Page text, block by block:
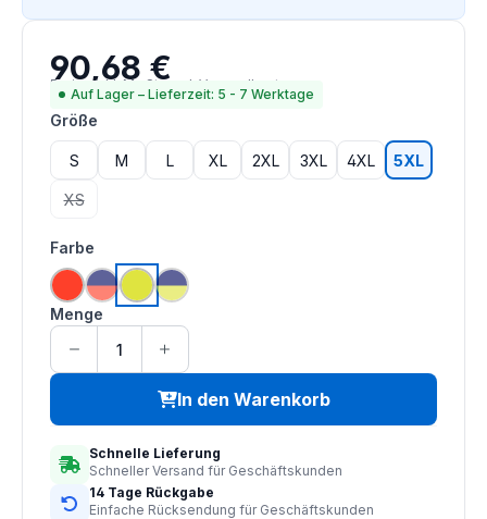
Regulärer Preis:
90,68 €
Preise inkl. MwSt. zzgl. Versandkosten
Auf Lager – Lieferzeit: 5 - 7 Werktage
Größe
S M L XL 2XL 3XL 4XL 5XL
XS(Diese Option ist zurzeit nicht verfügbar.)
Farbe
hi vis orange
hi vis orange | navy
(Diese Option ist zurzeit nicht verfügbar.)
hi vis saturn gelb
hi vis saturn gelb | navy
(Diese Option ist zurzeit nicht verfügbar.)
Menge
In den Warenkorb
Schnelle Lieferung
Schneller Versand für Geschäftskunden
14 Tage Rückgabe
Einfache Rücksendung für Geschäftskunden